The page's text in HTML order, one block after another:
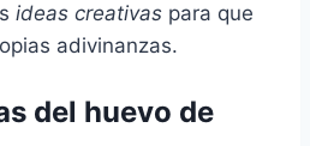
ideas creativas para que
adivinanzas.
del huevo de